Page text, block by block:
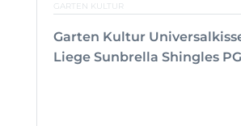
GARTEN KULTUR
Garten Kultur
Liege Sunbrella Shingles